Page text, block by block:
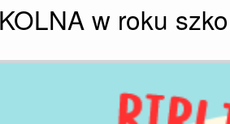
w roku